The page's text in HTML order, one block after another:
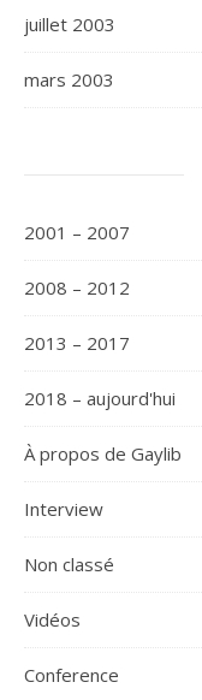
juillet 2003
mars 2003
2001 – 2007
2008 – 2012
2013 – 2017
2018 – aujourd'hui
À propos de Gaylib
Interview
Non classé
Vidéos
Сonference